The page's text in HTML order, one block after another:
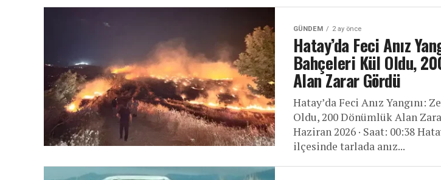
GÜNDEM 2 ay önce
Hatay’da Feci Anız
Bahçeleri Kül Oldu,
Alan Zarar Gördü
Hatay’da Feci Anız Yangını:
Oldu, 200 Dönümlük Alan
Haziran 2026 · Saat: 00:38
ilçesinde tarlada anız...